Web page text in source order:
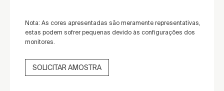
Nota: As cores apresentadas são meramente representativas,
estas podem sofrer pequenas devido às configurações dos
monitores.
SOLICITAR AMOSTRA